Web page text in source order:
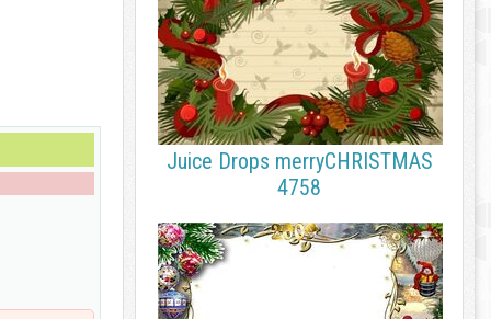
Juice Drops merryCHRISTMAS
4758